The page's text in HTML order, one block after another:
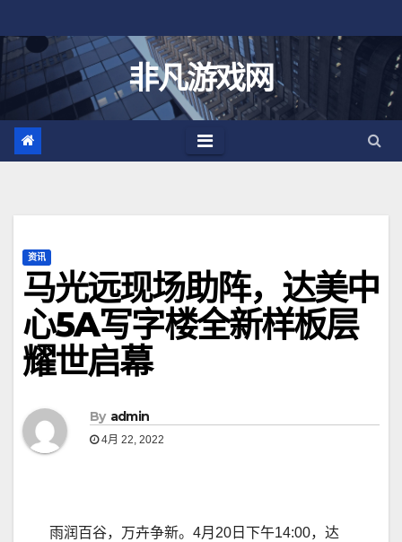
至
非凡游戏网
资讯
马光远现场助阵，达美中
心5A写字楼全新样板层
耀世启幕
By admin
4月 22, 2022
雨润百谷，万卉争新。4月20日下午14:00，达